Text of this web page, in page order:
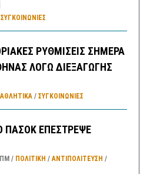
ΣΥΓΚΟΙΝΩΝΊΕΣ
ΡΥΘΜΙΣΕΙΣ ΣΗΜΕΡΑ
ΛΟΓΩ ΔΙΕΞΑΓΩΓΗΣ
ΑΘΛΗΤΙΚΑ/ ΣΥΓΚΟΙΝΩΝΊΕΣ
ΠΑΣΟΚ ΕΠΕΣΤΡΕΨΕ
ΠΟΛΙΤΙΚΗ / ΑΝΤΙΠΟΛΊΤΕΥΣΗ /